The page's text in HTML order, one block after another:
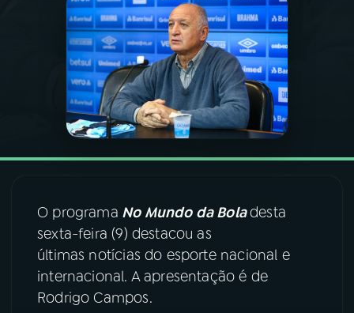
PROGRAMAÇÃO
PROGRAMAS
PODCASTS
06VIDEOCASTS
07ÚLTIMAS
FESTIVAL DE MÚSICA
O programa No Mundo da Boladesta
sexta-feira (9) destacou as
últimas notícias do esporte nacional e
internacional. A apresentação é de
Rodrigo Campos.